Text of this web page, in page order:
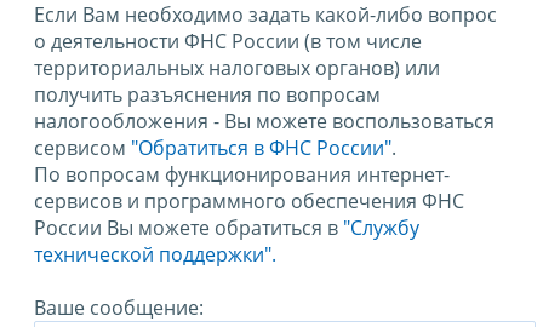
Если Вам необходимо задать какой-либо вопрос
о деятельности ФНС России (в том числе
территориальных налоговых органов) или
получить разъяснения по вопросам
налогообложения - Вы можете воспользоваться
сервисом "Обратиться в ФНС России".
По вопросам функционирования интернет-
сервисов и программного обеспечения ФНС
России Вы можете обратиться в "Службу
технической поддержки".
Ваше сообщение: